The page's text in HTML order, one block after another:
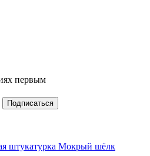
первым
штукатурка Мокрый шёлк